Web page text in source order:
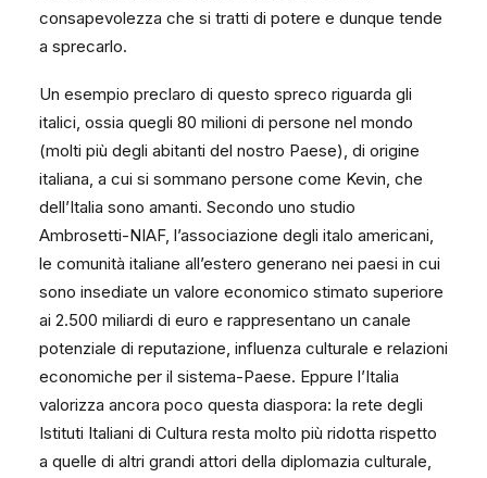
consapevolezza che si tratti di potere e dunque tende
a sprecarlo.
Un esempio preclaro di questo spreco riguarda gli
italici, ossia quegli 80 milioni di persone nel mondo
(molti più degli abitanti del nostro Paese), di origine
italiana, a cui si sommano persone come Kevin, che
dell’Italia sono amanti. Secondo uno studio
Ambrosetti-NIAF, l’associazione degli italo americani,
le comunità italiane all’estero generano nei paesi in cui
sono insediate un valore economico stimato superiore
ai 2.500 miliardi di euro e rappresentano un canale
potenziale di reputazione, influenza culturale e relazioni
economiche per il sistema-Paese. Eppure l’Italia
valorizza ancora poco questa diaspora: la rete degli
Istituti Italiani di Cultura resta molto più ridotta rispetto
a quelle di altri grandi attori della diplomazia culturale,